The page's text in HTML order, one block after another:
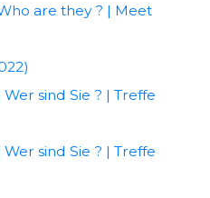
are they ? | Meet
sind Sie ? | Treffe
sind Sie ? | Treffe